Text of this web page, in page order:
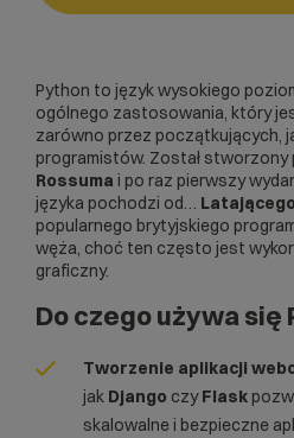
Python to język wysokiego
ogólnego zastosowania, który
zarówno przez początkujących,
programistów. Został stworzony
Rossuma i po raz pierwszy
języka pochodzi od…
popularnego brytyjskiego
węża, choć ten często jest
graficzny.
Do czego używa się
Tworzenie aplikacji
jak Django czyFlask
skalowalne i bezpieczne